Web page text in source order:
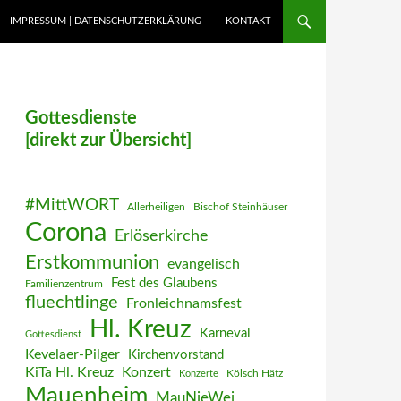
IMPRESSUM | DATENSCHUTZERKLÄRUNG KONTAKT
Gottesdienste
[direkt zur Übersicht]
#MittWORT Allerheiligen Bischof Steinhäuser
Corona Erlöserkirche
Erstkommunion evangelisch
Familienzentrum Fest des Glaubens
fluechtlinge Fronleichnamsfest
Gottesdienst Hl. Kreuz Karneval
Kevelaer-Pilger Kirchenvorstand
KiTa Hl. Kreuz Konzert Konzerte Kölsch Hätz
Mauenheim MauNieWei